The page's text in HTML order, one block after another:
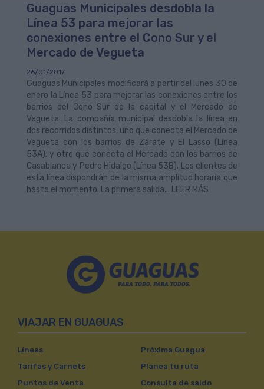
Guaguas Municipales desdobla la
Línea 53 para mejorar las
conexiones entre el Cono Sur y el
Mercado de Vegueta
26/01/2017
Guaguas Municipales modificará a partir del lunes 30 de
enero la Línea 53 para mejorar las conexiones entre los
barrios del Cono Sur de la capital y el Mercado de
Vegueta. La compañía municipal desdobla la línea en
dos recorridos distintos, uno que conecta el Mercado de
Vegueta con los barrios de Zárate y El Lasso (Línea
53A); y otro que conecta el Mercado con los barrios de
Casablanca y Pedro Hidalgo (Línea 53B). Los clientes de
esta línea dispondrán de la misma amplitud horaria que
hasta el momento. La primera salida... LEER MÁS
VIAJAR EN GUAGUAS
Líneas
Tarifas y Carnets
Puntos de Venta
Próxima Guagua
Planea tu ruta
Consulta de saldo